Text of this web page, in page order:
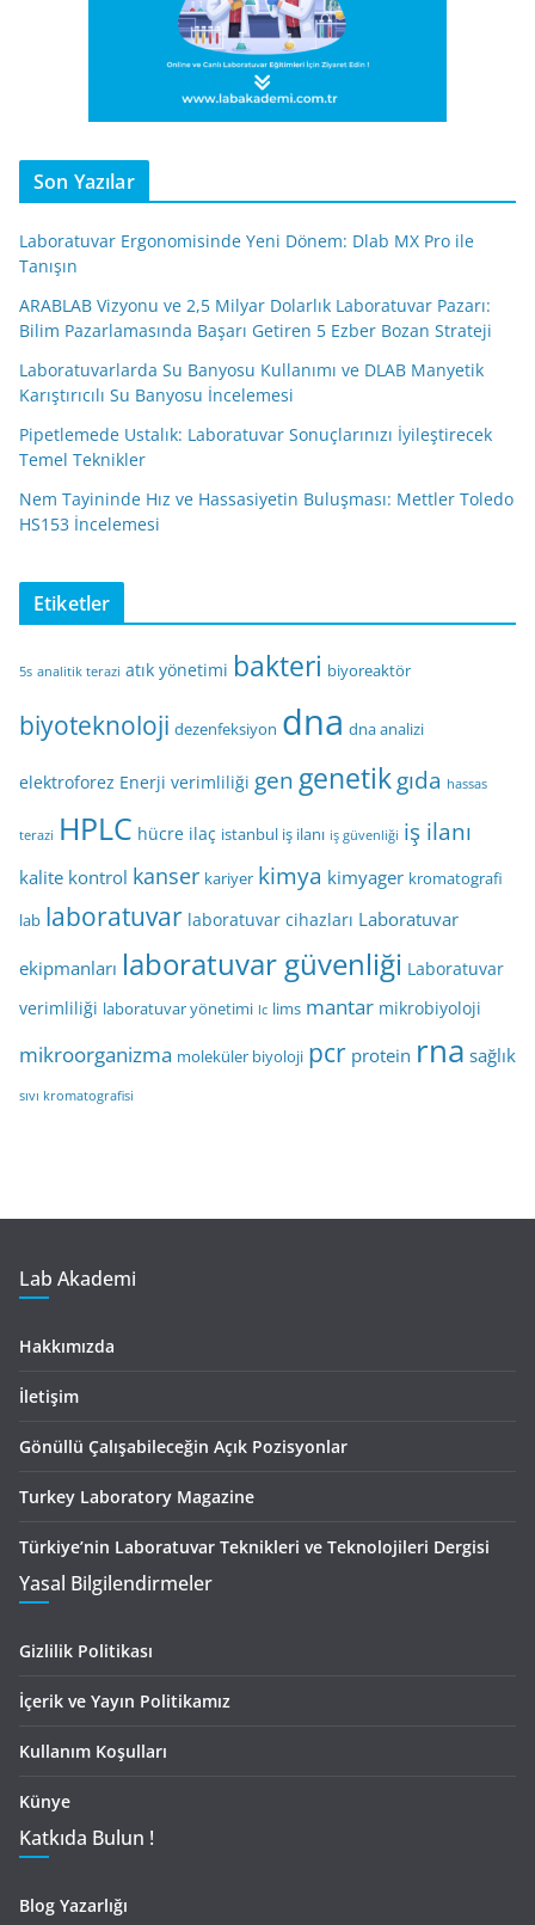
Son Yazılar
Laboratuvar Ergonomisinde Yeni Dönem: Dlab MX Pro ile
Tanışın
ARABLAB Vizyonu ve 2,5 Milyar Dolarlık Laboratuvar Pazarı:
Bilim Pazarlamasında Başarı Getiren 5 Ezber Bozan Strateji
Laboratuvarlarda Su Banyosu Kullanımı ve DLAB Manyetik
Karıştırıcılı Su Banyosu İncelemesi
Pipetlemede Ustalık: Laboratuvar Sonuçlarınızı İyileştirecek
Temel Teknikler
Nem Tayininde Hız ve Hassasiyetin Buluşması: Mettler Toledo
HS153 İncelemesi
Etiketler
5s analitik terazi atık yönetimi bakteri biyoreaktör
biyoteknoloji dezenfeksiyon dna dna analizi
elektroforez Enerji verimliliği gen genetikgıda hassas
terazi HPLC hücre ilaç istanbul iş ilanı iş güvenliği iş ilanı
kalite kontrol kanser kariyer kimya kimyager kromatografi
lab laboratuvar laboratuvar cihazları Laboratuvar
ekipmanları laboratuvar güvenliği Laboratuvar
verimliliği laboratuvar yönetimi lc lims mantar mikrobiyoloji
mikroorganizma moleküler biyoloji pcr protein rna sağlık
sıvı kromatografisi
Lab Akademi
Hakkımızda
İletişim
Gönüllü Çalışabileceğin Açık Pozisyonlar
Turkey Laboratory Magazine
Türkiye’nin Laboratuvar Teknikleri ve Teknolojileri Dergisi
Yasal Bilgilendirmeler
Gizlilik Politikası
İçerik ve Yayın Politikamız
Kullanım Koşulları
Künye
Katkıda Bulun !
Blog Yazarlığı